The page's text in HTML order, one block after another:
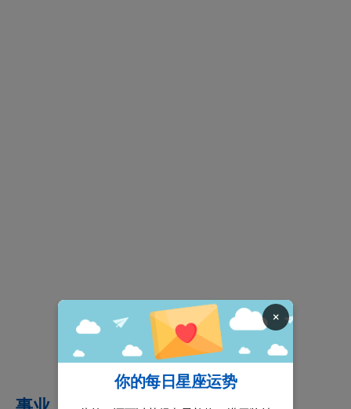
×
你的每日星座运势